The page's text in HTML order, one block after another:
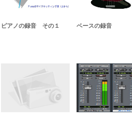
ピアノの録音 その１ ベースの録音